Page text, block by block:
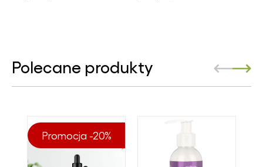
Polecane produkty
Promocja -20%